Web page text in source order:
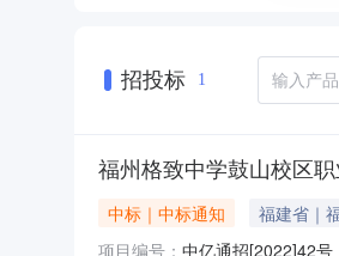
招投标 1
福州格致中学鼓山校区
中标｜中标通知
福建省｜
项目编号： 中亿通招[2022]42号